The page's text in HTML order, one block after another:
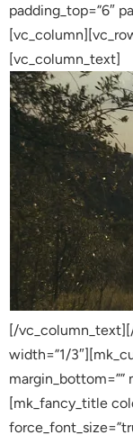
padding_top=”6″
[vc_column_text]
[/
width=”1/
margin_bottom=””
[mk_fancy_title